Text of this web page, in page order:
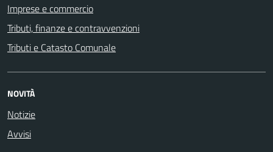
Imprese e commercio
Tributi, finanze e contravvenzioni
Tributi e Catasto Comunale
NOVITÀ
Notizie
Avvisi